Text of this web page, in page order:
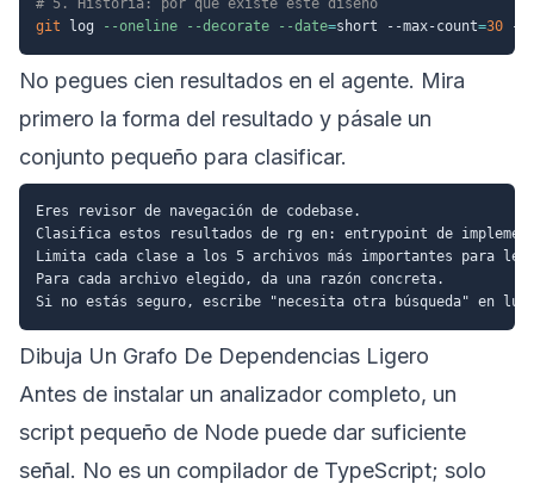
# 5. Historia: por qué existe este diseño
git log --oneline --decorate --date=short --max-count=30
No pegues cien resultados en el agente. Mira
primero la forma del resultado y pásale un
conjunto pequeño para clasificar.
Eres revisor de navegación de codebase.
Clasifica estos resultados de rg en: entrypoint de
Limita cada clase a los 5 archivos más importantes para
Para cada archivo elegido, da una razón concreta.
Dibuja Un Grafo De Dependencias Ligero
Antes de instalar un analizador completo, un
script pequeño de Node puede dar suficiente
señal. No es un compilador de TypeScript; solo